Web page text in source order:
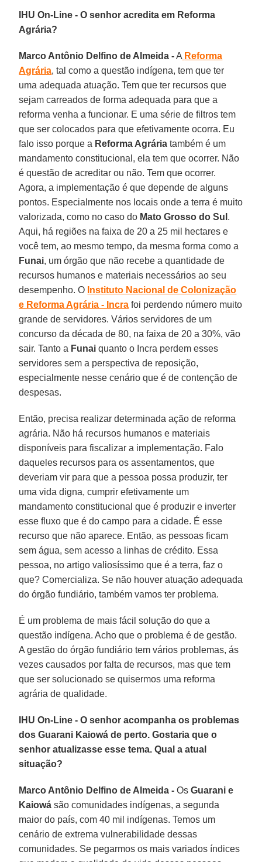
IHU On-Line - O senhor acredita em Reforma
Agrária?
Marco Antônio Delfino de Almeida -A Reforma
Agrária, tal como a questão indígena, tem que ter
uma adequada atuação. Tem que ter recursos que
sejam carreados de forma adequada para que a
reforma venha a funcionar. E uma série de filtros tem
que ser colocados para que efetivamente ocorra. Eu
falo isso porque a Reforma Agrária também é um
mandamento constitucional, ela tem que ocorrer. Não
é questão de acreditar ou não. Tem que ocorrer.
Agora, a implementação é que depende de alguns
pontos. Especialmente nos locais onde a terra é muito
valorizada, como no caso do Mato Grosso do Sul .
Aqui, há regiões na faixa de 20 a 25 mil hectares e
você tem, ao mesmo tempo, da mesma forma como a
Funai, um órgão que não recebe a quantidade de
recursos humanos e materiais necessários ao seu
desempenho. O Instituto Nacional de Colonização
e Reforma Agrária - Incra foi perdendo número muito
grande de servidores. Vários servidores de um
concurso da década de 80, na faixa de 20 a 30%, vão
sair. Tanto a Funai quanto o Incra perdem esses
servidores sem a perspectiva de reposição,
especialmente nesse cenário que é de contenção de
despesas.
Então, precisa realizar determinada ação de reforma
agrária. Não há recursos humanos e materiais
disponíveis para fiscalizar a implementação. Falo
daqueles recursos para os assentamentos, que
deveriam vir para que a pessoa possa produzir, ter
uma vida digna, cumprir efetivamente um
mandamento constitucional que é produzir e inverter
esse fluxo que é do campo para a cidade. É esse
recurso que não aparece. Então, as pessoas ficam
sem água, sem acesso a linhas de crédito. Essa
pessoa, no artigo valiosíssimo que é a terra, faz o
que? Comercializa. Se não houver atuação adequada
do órgão fundiário, também vamos ter problema.
É um problema de mais fácil solução do que a
questão indígena. Acho que o problema é de gestão.
A gestão do órgão fundiário tem vários problemas, ás
vezes causados por falta de recursos, mas que tem
que ser solucionado se quisermos uma reforma
agrária de qualidade.
IHU On-Line - O senhor acompanha os problemas
dos Guarani Kaiowá de perto. Gostaria que o
senhor atualizasse esse tema. Qual a atual
situação?
Marco Antônio Delfino de Almeida - OsGuarani e
Kaiowá são comunidades indígenas, a segunda
maior do país, com 40 mil indígenas. Temos um
cenário de extrema vulnerabilidade dessas
comunidades. Se pegarmos os mais variados índices